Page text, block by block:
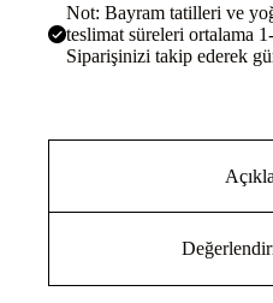
Not: Bayram tatilleri ve
teslimat süreleri ortalama
Siparişinizi takip ederek